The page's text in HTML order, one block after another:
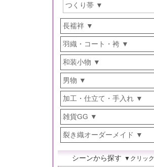
つくり帯
長襦袢
羽織・コート・袴
和装小物
男物
加工・仕立て・手入れ
雑貨GG
裂き織オーダーメイド
シーンから探す ▼クリック